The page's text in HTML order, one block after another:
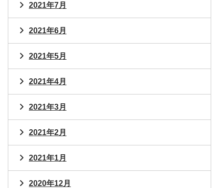
2021年7月
2021年6月
2021年5月
2021年4月
2021年3月
2021年2月
2021年1月
2020年12月